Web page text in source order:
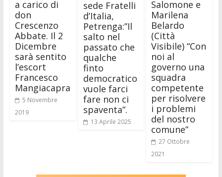
a carico di
don
Crescenzo
Abbate. Il 2
Dicembre
sarà sentito
l’escort
Francesco
Mangiacapra
5 Novembre
2019
sede Fratelli
d’Italia,
Petrenga:”Il
salto nel
passato che
qualche
finto
democratico
vuole farci
fare non ci
spaventa”.
13 Aprile 2025
Salomone e
Marilena
Belardo
(Città
Visibile) “Con
noi al
governo una
squadra
competente
per risolvere
i problemi
del nostro
comune”
27 Ottobre
2021